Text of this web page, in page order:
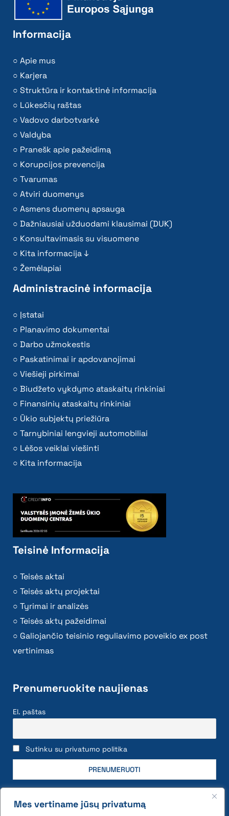
Mes vertiname jūsų privatumą
Informacija
Apie mus
Karjera
Struktūra ir kontaktinė informacija
Lūkesčių raštas
Vadovo darbotvarkė
Valdyba
Pranešk apie pažeidimą
Korupcijos prevencija
Tvarumas
Atviri duomenys
Asmens duomenų apsauga
Dažniausiai užduodami klausimai (DUK)
Konsultavimasis su visuomene
Kita informacija ↓
Žemėlapiai
Administracinė informacija
Įstatai
Planavimo dokumentai
Darbo užmokestis
Paskatinimai ir apdovanojimai
Viešieji pirkimai
Biudžeto vykdymo ataskaitų rinkiniai
Finansinių ataskaitų rinkiniai
Ūkio subjektų priežiūra
Tarnybiniai lengvieji automobiliai
Lėšos veiklai viešinti
Kita informacija
Teisinė Informacija
Teisės aktai
Teisės aktų projektai
Tyrimai ir analizės
Teisės aktų pažeidimai
Galiojančio teisinio reguliavimo poveikio ex post
vertinimas
Prenumeruokite naujienas
El. paštas
Sutinku su privatumo politika